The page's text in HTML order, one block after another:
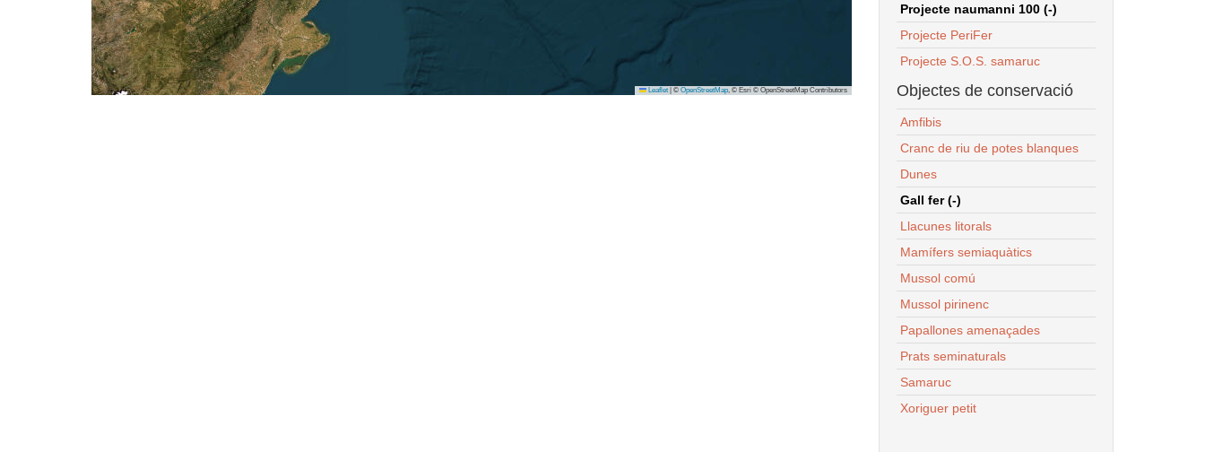
Leaflet © OpenStreetMap, © Esri © OpenStreetMap Contributors
Projecte naumanni 100 (-)
Projecte PeriFer
Projecte S.O.S. samaruc
Objectes de conservació
Amfibis
Cranc de riu de potes blanques
Dunes
Gall fer (-)
Llacunes litorals
Mamífers semiaquàtics
Mussol comú
Mussol pirinenc
Papallones amenaçades
Prats seminaturals
Samaruc
Xoriguer petit